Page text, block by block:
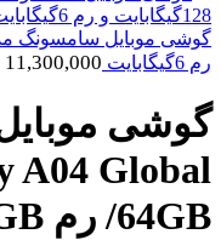
رم 6گیگابایت
11,300,000
گوشی
64GB/ رم 4GB